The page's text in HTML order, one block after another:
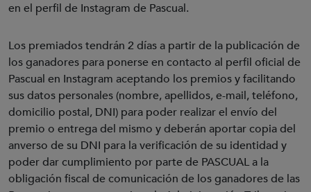
en el perfil de Instagram de Pascual.
Los premiados tendrán 2 días a partir de la publicación de
los ganadores para ponerse en contacto al perfil oficial de
Pascual en Instagram aceptando los premios y facilitando
sus datos personales (nombre, apellidos, e-mail, teléfono,
domicilio postal, DNI) para poder realizar el envío del
premio o entrega del mismo y deberán aportar copia del
anverso de su DNI para la verificación de su identidad y
poder dar cumplimiento por parte de PASCUAL a la
obligación fiscal de comunicación de los ganadores de las